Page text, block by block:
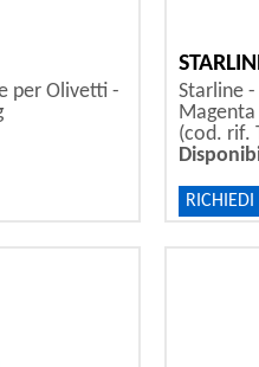
per Olivetti -
Starline
(cod. rif.